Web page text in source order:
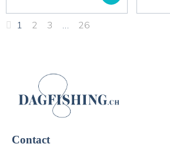
1 2 3 … 26
Contact